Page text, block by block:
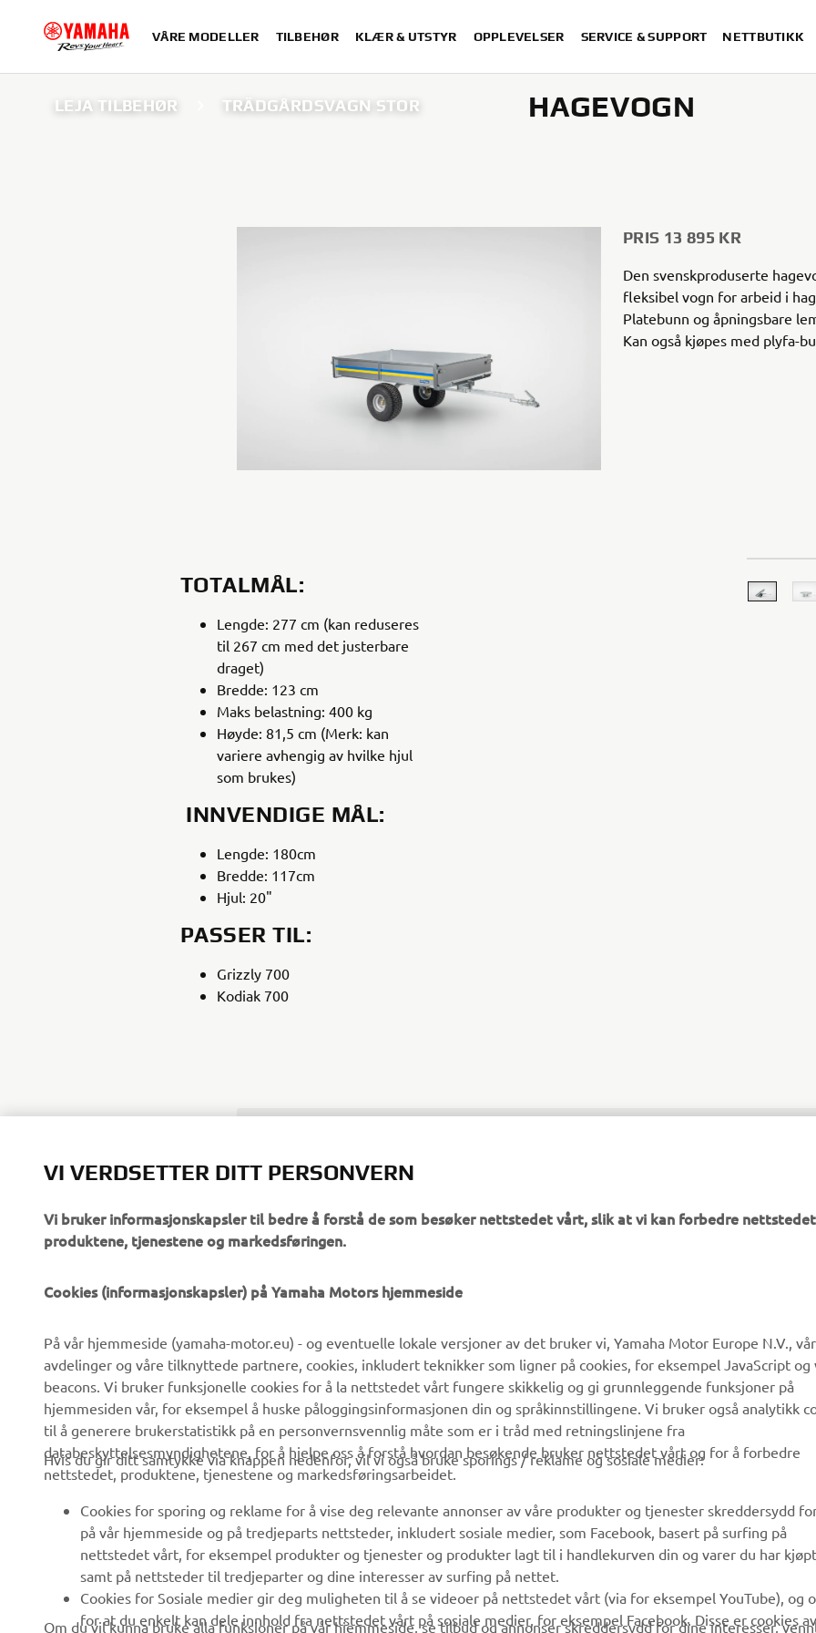
VÅRE MODELLER TILBEHØR KLÆR & UTSTYR OPPLEVELSER SERVICE & SUPPORT NETTBUTIKK
LEJA TILBEHØR TRÄDGÅRDSVAGN STOR HAGEVOGN
PRIS 13 895 KR
Den svenskproduserte
fleksibel vogn for arbeid i
Platebunn og åpningsbare
Kan også kjøpes med plyfa-
TOTALMÅL:
Lengde: 277 cm (kan reduseres
til 267 cm med det justerbare
draget)
Bredde: 123 cm
Maks belastning: 400 kg
Høyde: 81,5 cm (Merk: kan
variere avhengig av hvilke hjul
som brukes)
INNVENDIGE MÅL:
Lengde: 180cm
Bredde: 117cm
Hjul: 20"
PASSER TIL:
Grizzly 700
Kodiak 700
Trädgårdsvagn
VIRKSOMHET
Om oss
Nyheter
Arrangementer
Yamaha Press
Brosjyrer
Jobber hos Yamaha
Bli en forhandler
Retningslinjer For
B2B
eBike-system
Myndigheter
Golfbaner
Redningstjeneste
Kjøreskoler
Robotics
Partnerskap
Teknisk informasjon for
UTFORSK YAMAHA
MyYamaha
Yamaha Music
Yamaha Racing
Yamaha Motor Global
Mobilapper
FAQ & SUPPORT
Kundeservice
Reservedelskatalog
Finn en Yamaha-forhandler
batterier
VI VERDSETTER DITT PERSONVERN
Vi bruker informasjonskapsler til bedre å forstå de som besøker nettstedet vårt, slik at vi kan forbedre
produktene, tjenestene og markedsføringen.
Cookies (informasjonskapsler) på Yamaha Motors hjemmeside
På vår hjemmeside (yamaha-motor.eu) - og eventuelle lokale versjoner av det bruker vi, Yamaha Motor Europe N.V.,
avdelinger og våre tilknyttede partnere, cookies, inkludert teknikker som ligner på cookies, for eksempel JavaScript og
beacons. Vi bruker funksjonelle cookies for å la nettstedet vårt fungere skikkelig og gi grunnleggende funksjoner på
hjemmesiden vår, for eksempel å huske påloggingsinformasjonen din og språkinnstillingene. Vi bruker også analytikk
til å generere brukerstatistikk på en personvernsvennlig måte som er i tråd med retningslinjene fra
databeskyttelsesmyndighetene, for å hjelpe oss å forstå hvordan besøkende bruker nettstedet vårt og for å forbedre
nettstedet, produktene, tjenestene og markedsføringsarbeidet.
Hvis du gir ditt samtykke via knappen nedenfor, vil vi også bruke sporings / reklame og sosiale medier:
Cookies for sporing og reklame for å vise deg relevante annonser av våre produkter og tjenester skreddersydd
på vår hjemmeside og på tredjeparts nettsteder, inkludert sosiale medier, som Facebook, basert på surfing på
nettstedet vårt, for eksempel produkter og tjenester og produkter lagt til i handlekurven din og varer du har
samt på nettsteder til tredjeparter og dine interesser av surfing på nettet.
Cookies for Sosiale medier gir deg muligheten til å se videoer på nettstedet vårt (via for eksempel YouTube), og
for at du enkelt kan dele innhold fra nettstedet vårt på sosiale medier, for eksempel Facebook. Disse er cookies av
Om du vil kunna bruke alla funksjoner på vår hjemmeside, se tilbud og annonser skreddersydd for dine interesser,